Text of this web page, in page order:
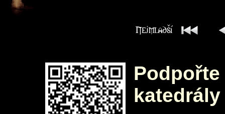
katedrály